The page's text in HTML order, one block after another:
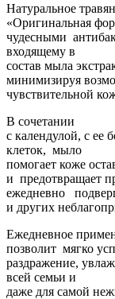
Натуральное
«Оригинальная
чудесными
входящему в
состав мыла
минимизируя
чувствительной
В сочетании
с календулой, с ее
клеток, мыло
помогает коже
и предотвращает
ежедневно
и других
Ежедневное
позволит мягко
раздражение,
всей семьи и
даже для самой